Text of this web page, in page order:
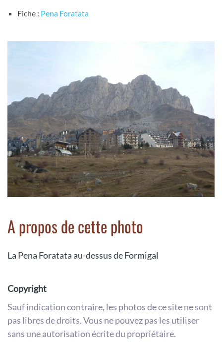
Fiche : Pena Foratata
A propos de cette photo
La Pena Foratata au-dessus de Formigal
Copyright
Sauf indication contraire, les photos de ce site ne sont
pas libres de droits. Vous ne pouvez pas les utiliser
sans une autorisation écrite du propriétaire.